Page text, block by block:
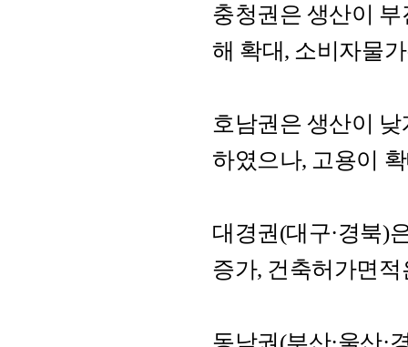
충청권은 생산이
해 확대, 소비자물
호남권은 생산이
하였으나, 고용이
대경권(대구·경북)
증가, 건축허가면적